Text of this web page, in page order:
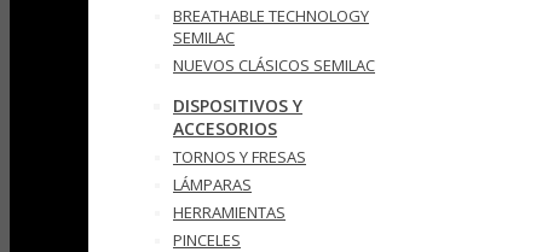
BREATHABLE TECHNOLOGY
SEMILAC
NUEVOS CLÁSICOS SEMILAC
DISPOSITIVOS Y
ACCESORIOS
TORNOS Y FRESAS
LÁMPARAS
HERRAMIENTAS
PINCELES